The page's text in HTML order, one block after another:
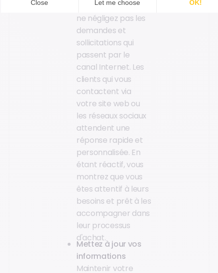
hyperconnectée,
ne négligez pas les
demandes et
sollicitations qui
passent par le
canal Internet. Les
clients qui vous
contactent via
votre site web ou
les réseaux sociaux
attendent une
réponse rapide et
personnalisée. En
étant réactif, vous
montrez que vous
êtes attentif à leurs
besoins et prêt à les
accompagner dans
leur processus
d'achat.
Mettez à jour vos
informations
Maintenir votre